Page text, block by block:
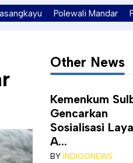
Polewali Mandar
Other News
Kemenkum
Gencarkan
Sosialisasi
A...
BY INDIGONEWS